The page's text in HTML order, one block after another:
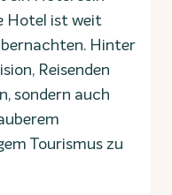
Hotel ist weit
Hinter
Reisenden
sondern auch
Tourismus zu